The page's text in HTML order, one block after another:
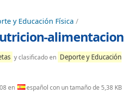
y Educación Física /
alimentacion
y clasificado en Deporte y Educación
en español con un tamaño de 5,38 KB